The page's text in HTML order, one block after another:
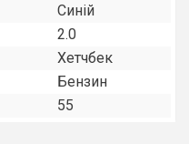
Синій
2.0
Хетчбек
Бензин
55